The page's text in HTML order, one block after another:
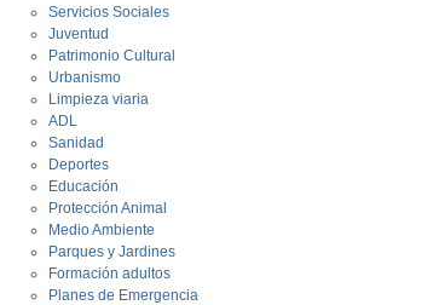
Servicios Sociales
Juventud
Patrimonio Cultural
Urbanismo
Limpieza viaria
ADL
Sanidad
Deportes
Educación
Protección Animal
Medio Ambiente
Parques y Jardines
Formación adultos
Planes de Emergencia